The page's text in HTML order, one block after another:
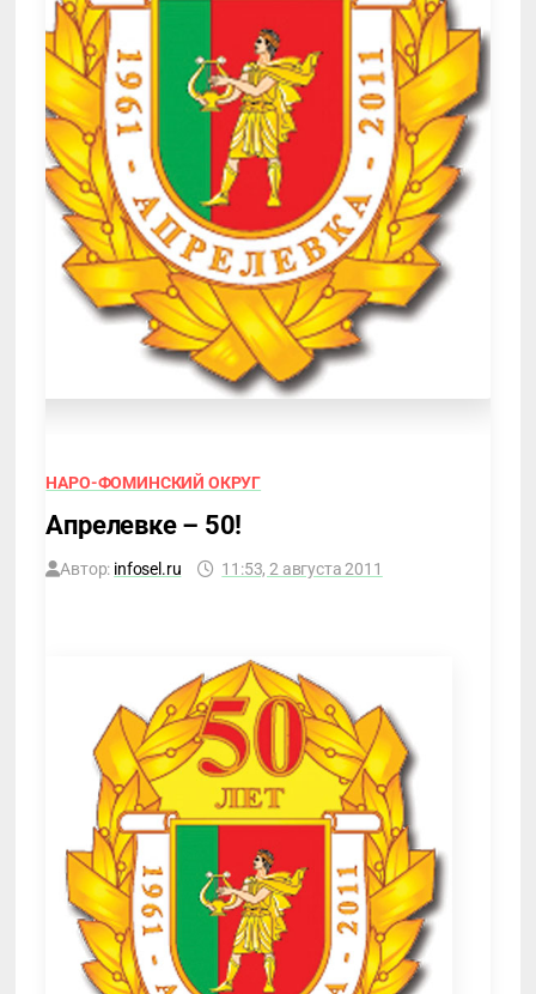
НАРО-ФОМИНСКИЙ ОКРУГ
Апрелевке – 50!
Автор: infosel.ru 11:53, 2 августа 2011